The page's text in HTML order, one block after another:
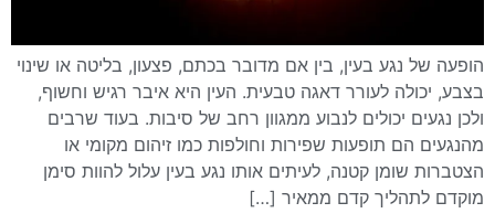
הופעה של נגע בעין, בין אם מדובר בכתם, פצעון, בליטה או שינוי
בצבע, יכולה לעורר דאגה טבעית. העין היא איבר רגיש וחשוף,
ולכן נגעים יכולים לנבוע ממגוון רחב של סיבות. בעוד שרבים
מהנגעים הם תופעות שפירות וחולפות כמו זיהום מקומי או
הצטברות שומן קטנה, לעיתים אותו נגע בעין עלול להוות סימן
מוקדם לתהליך קדם ממאיר […]